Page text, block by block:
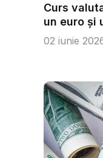
Curs
un euro și
02 iunie